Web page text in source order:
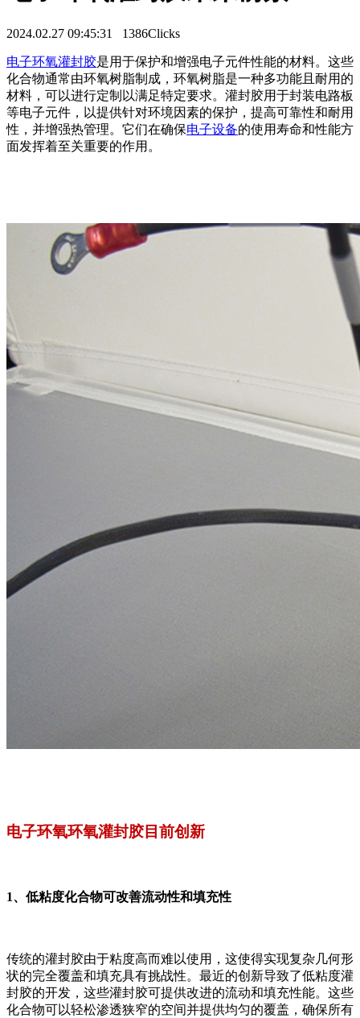
2024.02.27 09:45:31 1386Clicks
电子环氧灌封胶是用于保护和增强电子元件性能的材料。这些
化合物通常由环氧树脂制成，环氧树脂是一种多功能且耐用的
材料，可以进行定制以满足特定要求。灌封胶用于封装电路板
等电子元件，以提供针对环境因素的保护，提高可靠性和耐用
性，并增强热管理。它们在确保电子设备的使用寿命和性能方
面发挥着至关重要的作用。
电子环氧环氧灌封胶目前创新
1、低粘度化合物可改善流动性和填充性
传统的灌封胶由于粘度高而难以使用，这使得实现复杂几何形
状的完全覆盖和填充具有挑战性。最近的创新导致了低粘度灌
封胶的开发，这些灌封胶可提供改进的流动和填充性能。这些
化合物可以轻松渗透狭窄的空间并提供均匀的覆盖，确保所有